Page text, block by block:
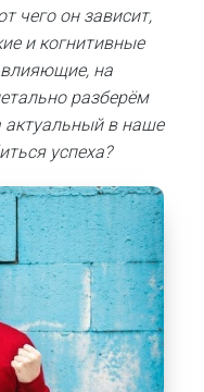
чего он зависит,
и когнитивные
влияющие, на
разберём
актуальный в наше
успеха?